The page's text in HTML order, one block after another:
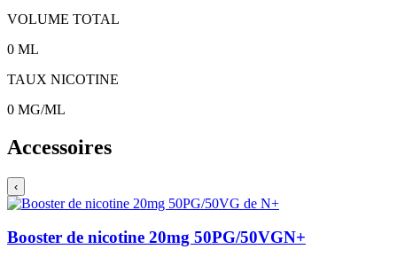
VOLUME TOTAL
0 ML
TAUX NICOTINE
0 MG/ML
Accessoires
‹
Booster de nicotine 20mg 50PG/50VGN+